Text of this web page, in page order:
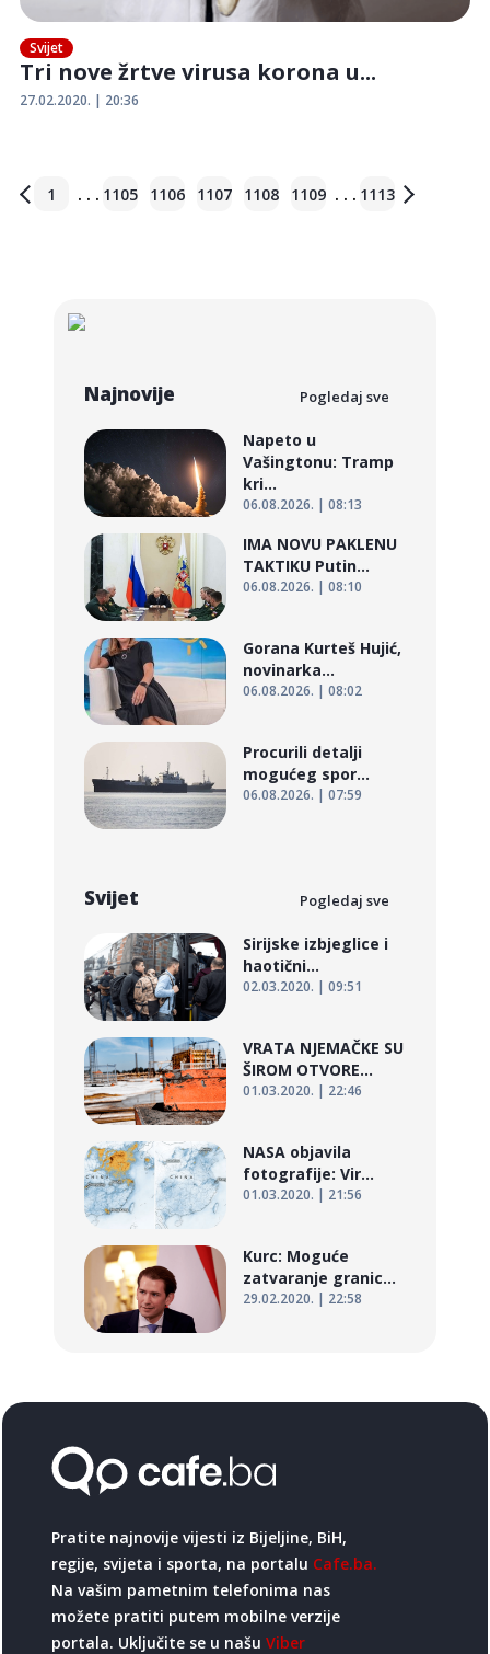
Svijet
Tri nove žrtve virusa korona u...
27.02.2020. | 20:36
1 . . . 1105 1106 1107 1108 1109 . . . 1113
Najnovije Pogledaj sve
Napeto u
Vašingtonu: Tramp
kri...
06.08.2026. | 08:13
IMA NOVU PAKLENU
TAKTIKU Putin...
06.08.2026. | 08:10
Gorana Kurteš Hujić,
novinarka...
06.08.2026. | 08:02
Procurili detalji
mogućeg spor...
06.08.2026. | 07:59
Svijet Pogledaj sve
Sirijske izbjeglice i
haotični...
02.03.2020. | 09:51
VRATA NJEMAČKE SU
ŠIROM OTVORE...
01.03.2020. | 22:46
NASA objavila
fotografije: Vir...
01.03.2020. | 21:56
Kurc: Moguće
zatvaranje granic...
29.02.2020. | 22:58
Pratite najnovije vijesti iz Bijeljine, BiH,
regije, svijeta i sporta, na portalu Cafe.ba.
Na vašim pametnim telefonima nas
možete pratiti putem mobilne verzije
portala. Uključite se u našu Viber